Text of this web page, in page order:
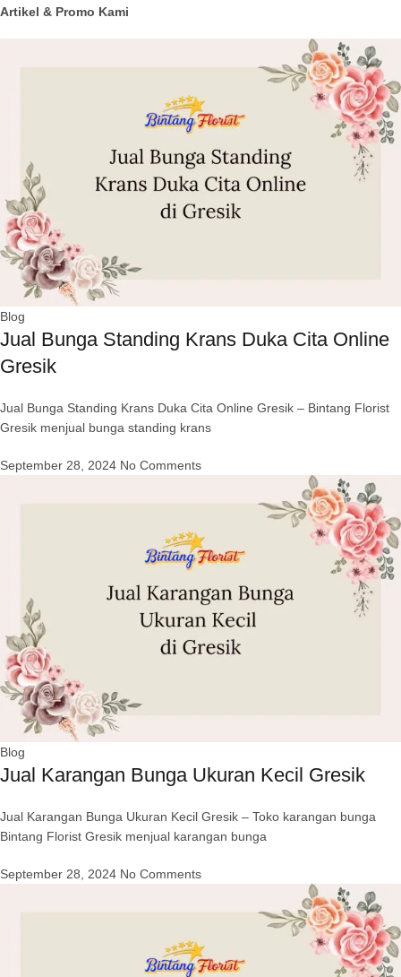
Artikel & Promo Kami
Blog
Jual Bunga Standing Krans Duka Cita Online
Gresik
Jual Bunga Standing Krans Duka Cita Online Gresik – Bintang Florist
Gresik menjual bunga standing krans
September 28, 2024 No Comments
Blog
Jual Karangan Bunga Ukuran Kecil Gresik
Jual Karangan Bunga Ukuran Kecil Gresik – Toko karangan bunga
Bintang Florist Gresik menjual karangan bunga
September 28, 2024 No Comments